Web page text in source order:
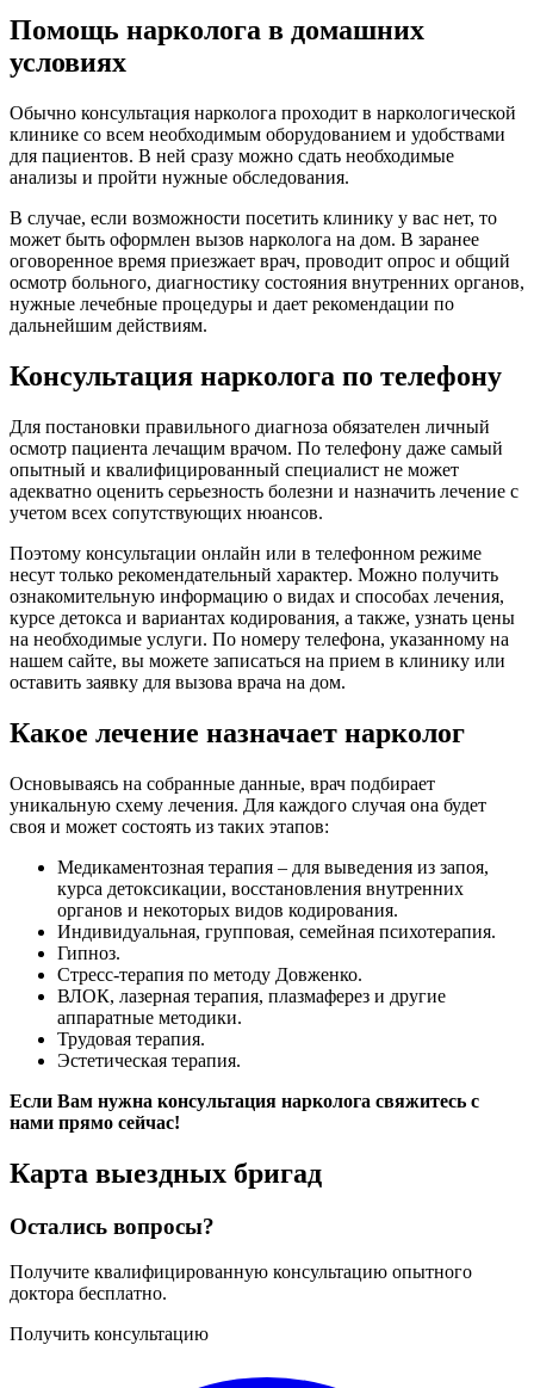
Помощь нарколога в домашних
условиях
Обычно консультация нарколога проходит в наркологической
клинике со всем необходимым оборудованием и удобствами
для пациентов. В ней сразу можно сдать необходимые
анализы и пройти нужные обследования.
В случае, если возможности посетить клинику у вас нет, то
может быть оформлен вызов нарколога на дом. В заранее
оговоренное время приезжает врач, проводит опрос и общий
осмотр больного, диагностику состояния внутренних органов,
нужные лечебные процедуры и дает рекомендации по
дальнейшим действиям.
Консультация нарколога по телефону
Для постановки правильного диагноза обязателен личный
осмотр пациента лечащим врачом. По телефону даже самый
опытный и квалифицированный специалист не может
адекватно оценить серьезность болезни и назначить лечение с
учетом всех сопутствующих нюансов.
Поэтому консультации онлайн или в телефонном режиме
несут только рекомендательный характер. Можно получить
ознакомительную информацию о видах и способах лечения,
курсе детокса и вариантах кодирования, а также, узнать цены
на необходимые услуги. По номеру телефона, указанному на
нашем сайте, вы можете записаться на прием в клинику или
оставить заявку для вызова врача на дом.
Какое лечение назначает нарколог
Основываясь на собранные данные, врач подбирает
уникальную схему лечения. Для каждого случая она будет
своя и может состоять из таких этапов:
Медикаментозная терапия – для выведения из запоя,
курса детоксикации, восстановления внутренних
органов и некоторых видов кодирования.
Индивидуальная, групповая, семейная психотерапия.
Гипноз.
Стресс-терапия по методу Довженко.
ВЛОК, лазерная терапия, плазмаферез и другие
аппаратные методики.
Трудовая терапия.
Эстетическая терапия.
Если Вам нужна консультация нарколога свяжитесь с
нами прямо сейчас!
Карта выездных бригад
Остались вопросы?
Получите квалифицированную консультацию опытного
доктора бесплатно.
Получить консультацию